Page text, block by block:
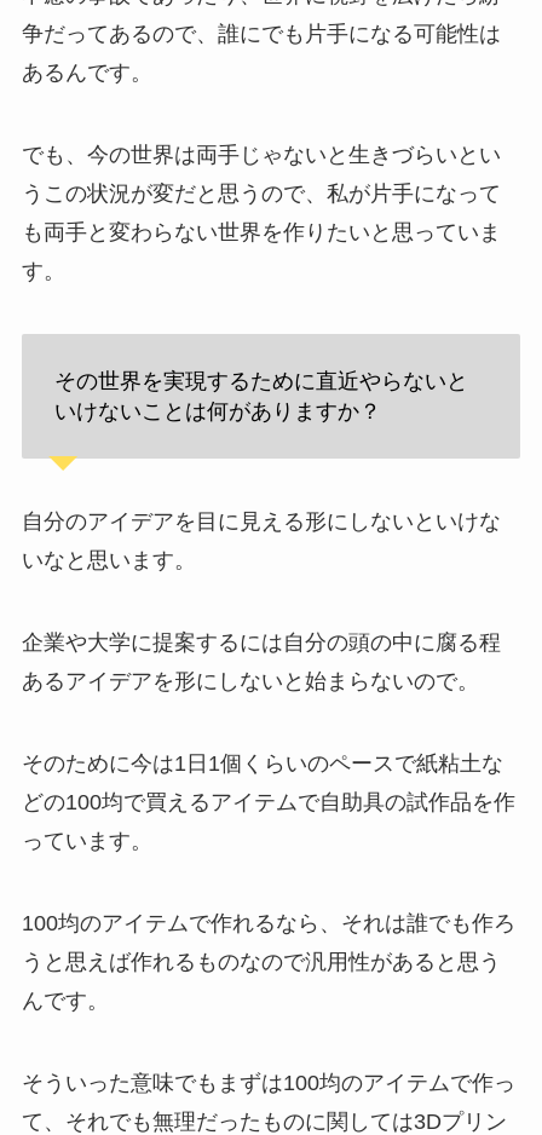
争だってあるので、誰にでも片手になる可能性は
あるんです。
でも、今の世界は両手じゃないと生きづらいとい
うこの状況が変だと思うので、私が片手になって
も両手と変わらない世界を作りたいと思っていま
す。
その世界を実現するために直近やらないと
いけないことは何がありますか？
自分のアイデアを目に見える形にしないといけな
いなと思います。
企業や大学に提案するには自分の頭の中に腐る程
あるアイデアを形にしないと始まらないので。
そのために今は1日1個くらいのペースで紙粘土な
どの100均で買えるアイテムで自助具の試作品を作
っています。
100均のアイテムで作れるなら、それは誰でも作ろ
うと思えば作れるものなので汎用性があると思う
んです。
そういった意味でもまずは100均のアイテムで作っ
て、それでも無理だったものに関しては3Dプリン